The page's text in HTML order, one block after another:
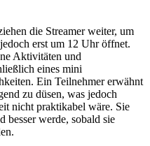
die Streamer weiter, um
erst um 12 Uhr öffnet.
Aktivitäten und
eines mini
Ein Teilnehmer erwähnt
zu düsen, was jedoch
nicht praktikabel wäre. Sie
besser werde, sobald sie